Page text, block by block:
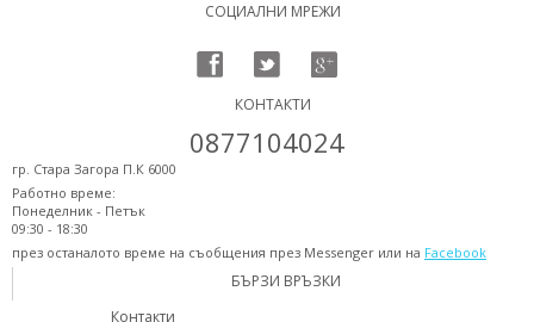
СОЦИАЛНИ МРЕЖИ
КОНТАКТИ
0877104024
гр. Стара Загора П.К 6000
Работно време:
Понеделник - Петък
09:30 - 18:30
през останалото време на съобщения през Messenger или на Facebook
БЪРЗИ ВРЪЗКИ
Контакти